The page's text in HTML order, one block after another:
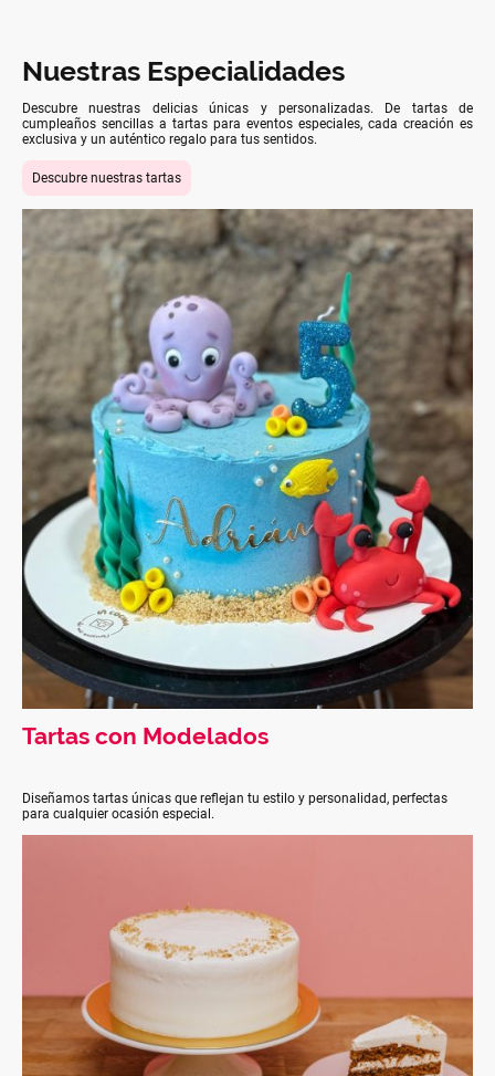
Nuestras Especialidades
Descubre nuestras delicias únicas y personalizadas. De tartas de
cumpleaños sencillas a tartas para eventos especiales, cada creación es
exclusiva y un auténtico regalo para tus sentidos.
Descubre nuestras tartas
Tartas con Modelados
Diseñamos tartas únicas que reflejan tu estilo y personalidad, perfectas
para cualquier ocasión especial.